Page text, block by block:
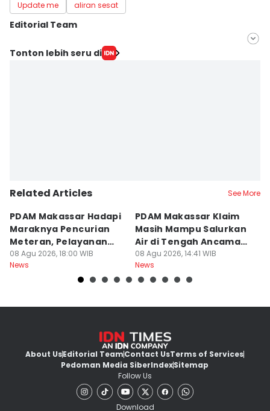
Update me
aliran sesat
Editorial Team
Editor
Tonton lebih seru di
Related Articles See More
PDAM Makassar Hadapi
Maraknya Pencurian
Meteran, Pelayanan
Ikut Terdampak
08 Agu 2026, 18:00 WIB
News
PDAM Makassar Klaim
Masih Mampu Salurkan
Air di Tengah Ancaman
Kekeringan
08 Agu 2026, 14:41 WIB
News
About UsEditorial TeamContact UsTerms of Services
Pedoman Media SiberIndexSitemap
Follow Us
Download